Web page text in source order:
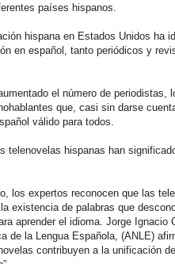
países hispanos.
hispana en Estados Unidos ha
en español, tanto periódicos y
el número de periodistas,
que, casi sin darse
válido para todos.
telenovelas hispanas han
los expertos reconocen que las
existencia de palabras que
aprender el idioma. Jorge Ignacio
de la Lengua Española, (ANLE)
contribuyen a la unificación